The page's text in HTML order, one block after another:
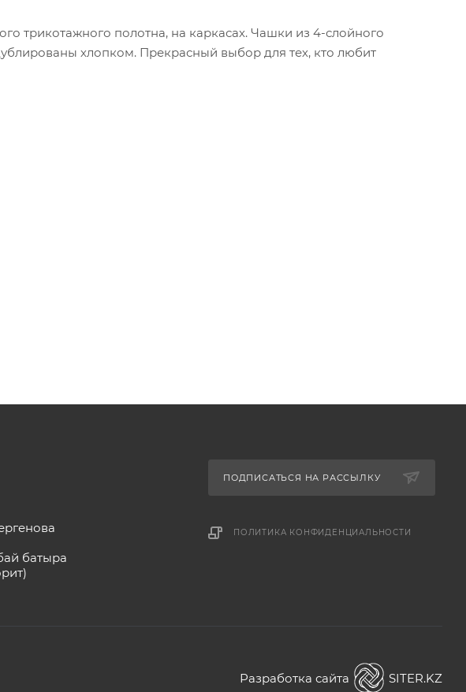
трикотажного полотна, на каркасах. Чашки из 4-слойного
хлопком. Прекрасный выбор для тех, кто любит
батыра
ПОДПИСАТЬСЯ НА РАССЫЛКУ
ПОЛИТИКА КОНФИДЕНЦИАЛЬНОСТИ
Разработка сайта SITER.KZ